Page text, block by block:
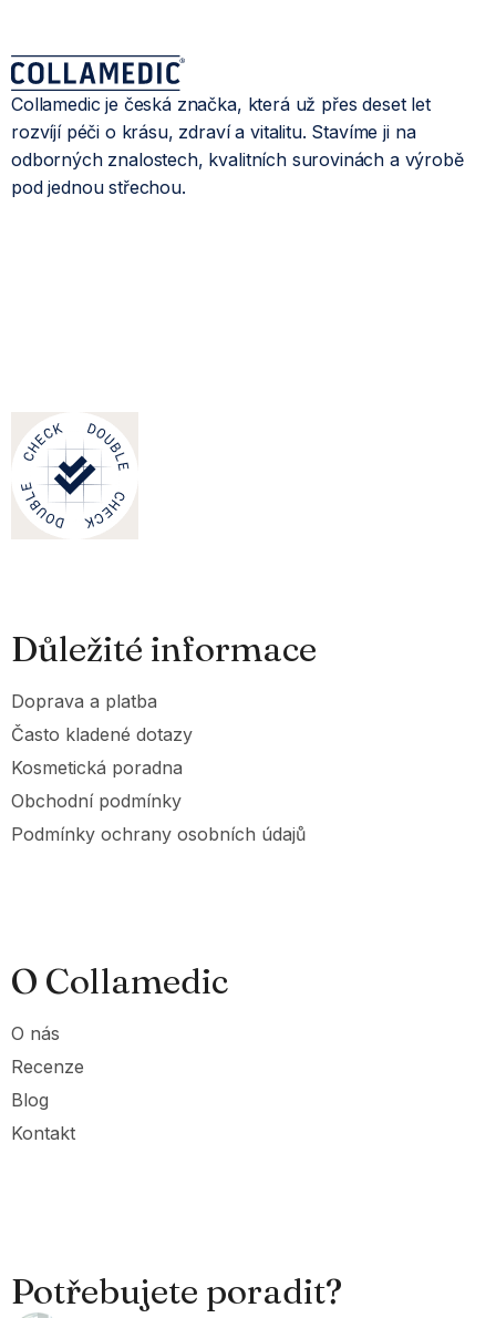
Collamedic je česká značka, která už přes deset let
rozvíjí péči o krásu, zdraví a vitalitu. Stavíme ji na
odborných znalostech, kvalitních surovinách a výrobě
pod jednou střechou.
Důležité informace
Doprava a platba
Často kladené dotazy
Kosmetická poradna
Obchodní podmínky
Podmínky ochrany osobních údajů
O Collamedic
O nás
Recenze
Blog
Kontakt
Potřebujete poradit?